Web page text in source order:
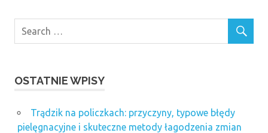
OSTATNIE WPISY
Trądzik na policzkach: przyczyny, typowe błędy
pielęgnacyjne i skuteczne metody łagodzenia zmian